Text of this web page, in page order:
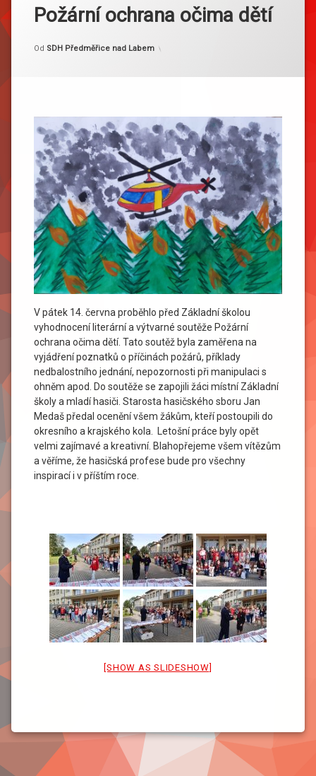
Požární ochrana očima dětí
Publikováno14. 6. 2024
Aktualizováno 25. 6. 2024
Od SDH Předměřice nad Labem
V pátek 14. června proběhlo před Základní školou
vyhodnocení literární a výtvarné soutěže Požární
ochrana očima dětí. Tato soutěž byla zaměřena na
vyjádření poznatků o příčinách požárů, příklady
nedbalostního jednání, nepozornosti při manipulaci s
ohněm apod. Do soutěže se zapojili žáci místní Základní
školy a mladí hasiči. Starosta hasičského sboru Jan
Medaš předal ocenění všem žákům, kteří postoupili do
okresního a krajského kola. Letošní práce byly opět
velmi zajímavé a kreativní. Blahopřejeme všem vítězům
a věříme, že hasičská profese bude pro všechny
inspirací i v příštím roce.
[SHOW AS SLIDESHOW]